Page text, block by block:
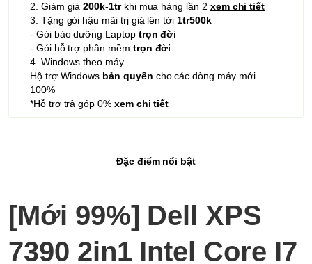
2. Giảm giá200k-1trkhi mua hàng lần 2 xem chi tiết
3. Tặng gói hậu mãi trị giá lên tới 1tr500k
- Gói bảo dưỡng Laptop trọn đời
- Gói hỗ trợ phần mềm trọn đời
4. Windows theo máy
Hộ trợ Windows bản quyền cho các dòng máy mới
100%
*Hỗ trợ trả góp 0% xem chi tiết
Đặc điểm nổi bật
[Mới 99%] Dell XPS
7390 2in1 Intel Core I7